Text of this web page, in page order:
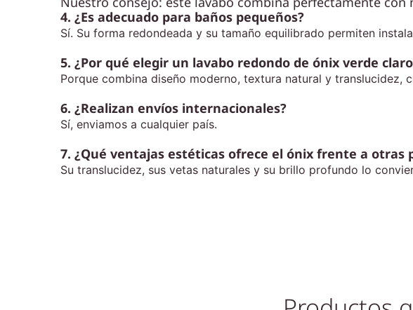
4. ¿Es adecuado para baños pequeños?
Sí. Su forma redondeada y su tamaño equilibrado permiten
5. ¿Por qué elegir un lavabo redondo de ónix verde
Porque combina diseño moderno, textura natural y translucidez,
6. ¿Realizan envíos internacionales?
Sí, enviamos a cualquier país.
7. ¿Qué ventajas estéticas ofrece el ónix frente a otras
Su translucidez, sus vetas naturales y su brillo profundo lo